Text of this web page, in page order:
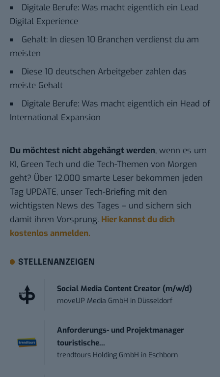
Digitale Berufe: Was macht eigentlich ein Lead
Digital Experience
Gehalt: In diesen 10 Branchen verdienst du am
meisten
Diese 10 deutschen Arbeitgeber zahlen das
meiste Gehalt
Digitale Berufe: Was macht eigentlich ein Head of
International Expansion
Du möchtest nicht abgehängt werden, wenn es um
KI, Green Tech und die Tech-Themen von Morgen
geht? Über 12.000 smarte Leser bekommen jeden
Tag UPDATE, unser Tech-Briefing mit den
wichtigsten News des Tages – und sichern sich
damit ihren Vorsprung. Hier kannst du dich
kostenlos anmelden.
STELLENANZEIGEN
Social Media Content Creator (m/w/d)
moveUP Media GmbH in Düsseldorf
Anforderungs- und Projektmanager
touristische...
trendtours Holding GmbH in Eschborn